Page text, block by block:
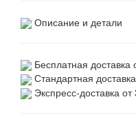
Описание и детали
Бесплатная доставка
Стандартная
Экспресс-доставка